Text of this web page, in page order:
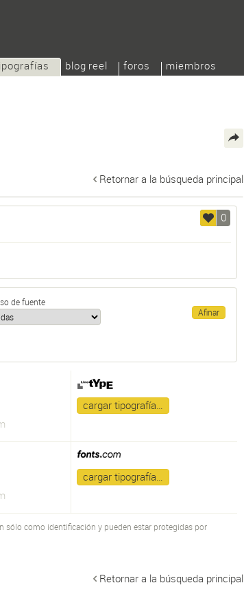
blog reel foros miembros
Retornar a la búsqueda principal
0
de fuente
cargar tipografía…
cargar tipografía…
sólo como identificación y pueden estar protegidas por
Retornar a la búsqueda principal